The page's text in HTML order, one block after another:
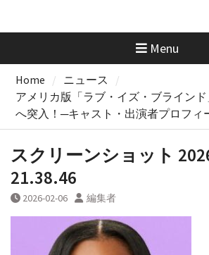
Menu
Home
ニュース
アメリカ版「ラブ・イズ・ブライン
へ突入！─キャスト・出演者プロフィ
スクリーンショット
21.38.46
2026-02-06 編集者